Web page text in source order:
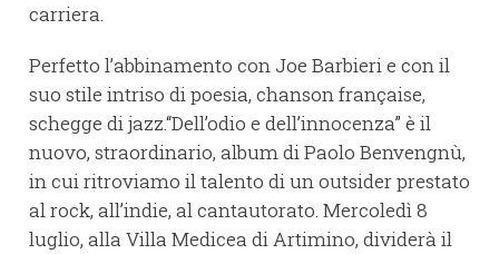
carriera.
Perfetto l’abbinamento con Joe Barbieri e con il
suo stile intriso di poesia, chanson française,
schegge di jazz.“Dell’odio e dell’innocenza” è il
nuovo, straordinario, album di Paolo Benvengnù,
in cui ritroviamo il talento di un outsider prestato
al rock, all’indie, al cantautorato. Mercoledì 8
luglio, alla Villa Medicea di Artimino, dividerà il